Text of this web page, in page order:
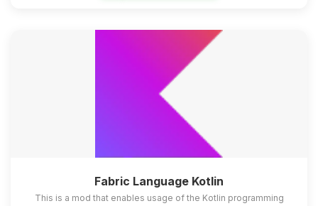
Fabric Language Kotlin
This is a mod that enables usage of the Kotlin programming